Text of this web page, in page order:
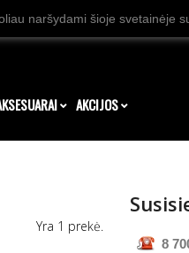
AKCIJOS
Yra 1 prekė.
8
naršydami šioje svetainėje